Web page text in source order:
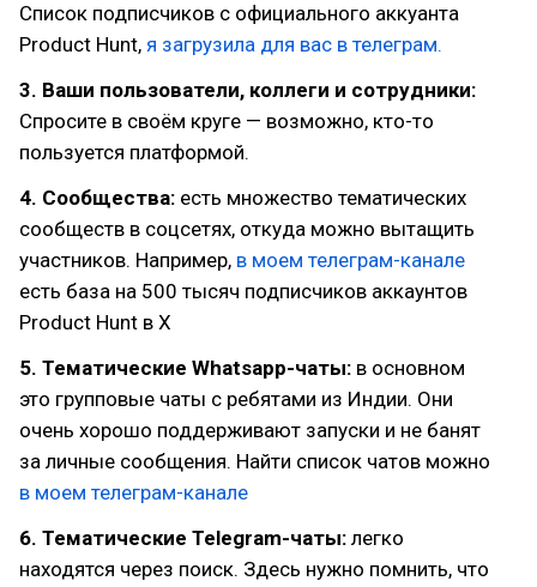
Список подписчиков с официального аккуанта
Product Hunt, я загрузила для вас в телеграм.
3. Ваши пользователи, коллеги и сотрудники:
Спросите в своём круге — возможно, кто-то
пользуется платформой.
4. Сообщества: есть множество тематических
сообществ в соцсетях, откуда можно вытащить
участников. Например, в моем телеграм-канале
есть база на 500 тысяч подписчиков аккаунтов
Product Hunt в Х
5. Тематические Whatsapp-чаты: в основном
это групповые чаты с ребятами из Индии. Они
очень хорошо поддерживают запуски и не банят
за личные сообщения. Найти список чатов можно
в моем телеграм-канале
6. Тематические Telegram-чаты: легко
находятся через поиск. Здесь нужно помнить, что